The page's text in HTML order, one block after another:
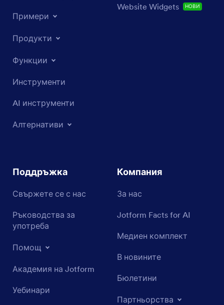
Примери
Продукти
Функции
Инструменти
AI инструменти
Алтернативи
Website Widgets НОВИ
Поддръжка
Свържете се с нас
Ръководства за
употреба
Помощ
Академия на Jotform
Уебинари
Компания
За нас
Jotform Facts for AI
Медиен комплект
В новините
Бюлетини
Партньорства